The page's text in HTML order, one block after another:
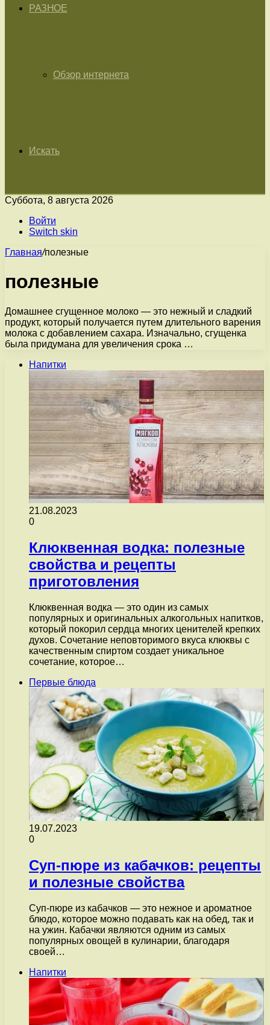
РАЗНОЕ
Обзор интернета
Искать
Суббота, 8 августа 2026
Войти
Switch skin
Главная/полезные
полезные
Домашнее сгущенное молоко — это нежный и сладкий
продукт, который получается путем длительного варения
молока с добавлением сахара. Изначально, сгущенка
была придумана для увеличения срока …
Напитки
21.08.2023
0
Клюквенная водка: полезные
свойства и рецепты
приготовления
Клюквенная водка — это один из самых
популярных и оригинальных алкогольных напитков,
который покорил сердца многих ценителей крепких
духов. Сочетание неповторимого вкуса клюквы с
качественным спиртом создает уникальное
сочетание, которое…
Первые блюда
19.07.2023
0
Суп-пюре из кабачков: рецепты
и полезные свойства
Суп-пюре из кабачков — это нежное и ароматное
блюдо, которое можно подавать как на обед, так и
на ужин. Кабачки являются одним из самых
популярных овощей в кулинарии, благодаря
своей…
Напитки